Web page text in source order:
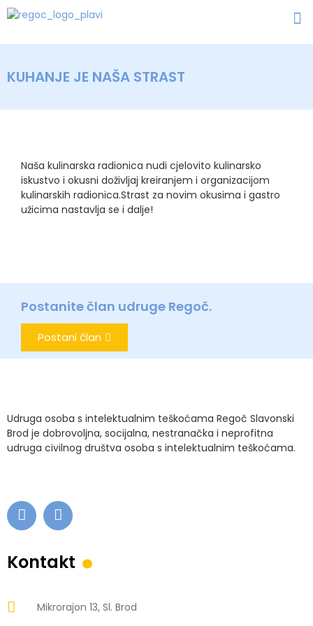
KUHANJE JE NAŠA STRAST
Naša kulinarska radionica nudi cjelovito kulinarsko
iskustvo i okusni doživljaj kreiranjem i organizacijom
kulinarskih radionica.Strast za novim okusima i gastro
užicima nastavlja se i dalje!
Postanite član udruge Regoč.
Postani član
Udruga osoba s intelektualnim teškoćama Regoč Slavonski
Brod je dobrovoljna, socijalna, nestranačka i neprofitna
udruga civilnog društva osoba s intelektualnim teškoćama.
Kontakt .
Mikrorajon 13, Sl. Brod